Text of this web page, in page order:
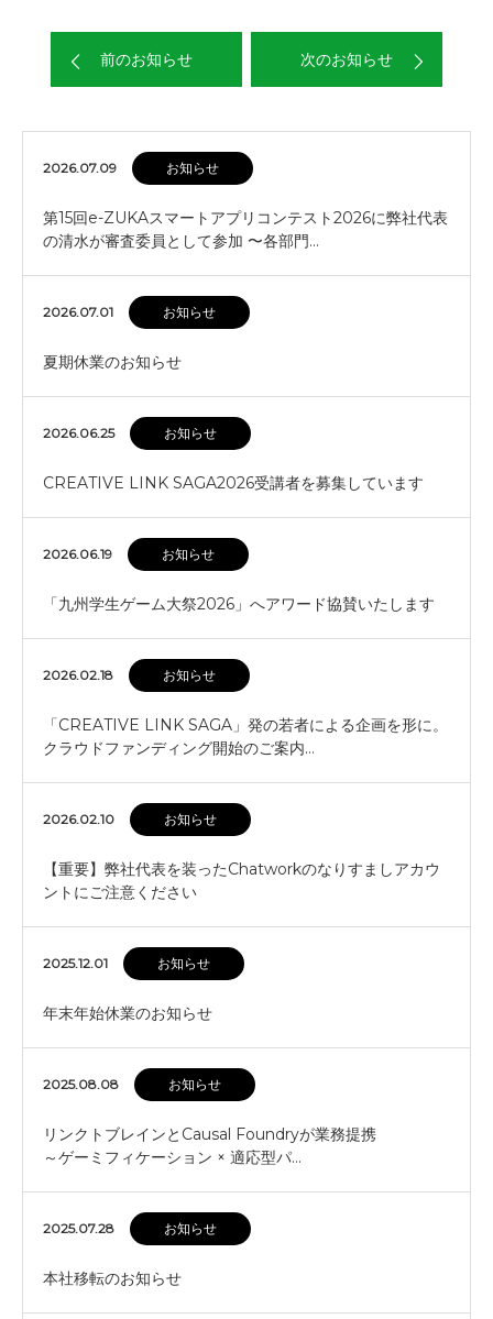
前のお知らせ 次のお知らせ
2026.07.09 お知らせ
第15回e-ZUKAスマートアプリコンテスト2026に弊社代表
の清水が審査委員として参加 〜各部門…
2026.07.01 お知らせ
夏期休業のお知らせ
2026.06.25 お知らせ
CREATIVE LINK SAGA2026受講者を募集しています
2026.06.19 お知らせ
「九州学生ゲーム大祭2026」へアワード協賛いたします
2026.02.18 お知らせ
「CREATIVE LINK SAGA」発の若者による企画を形に。
クラウドファンディング開始のご案内…
2026.02.10 お知らせ
【重要】弊社代表を装ったChatworkのなりすましアカウ
ントにご注意ください
2025.12.01 お知らせ
年末年始休業のお知らせ
2025.08.08 お知らせ
リンクトブレインとCausal Foundryが業務提携
～ゲーミフィケーション × 適応型パ…
2025.07.28 お知らせ
本社移転のお知らせ